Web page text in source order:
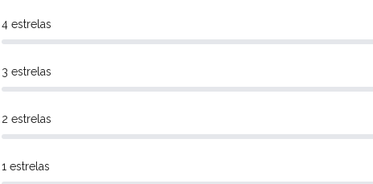
4 estrelas
3 estrelas
2 estrelas
1 estrelas